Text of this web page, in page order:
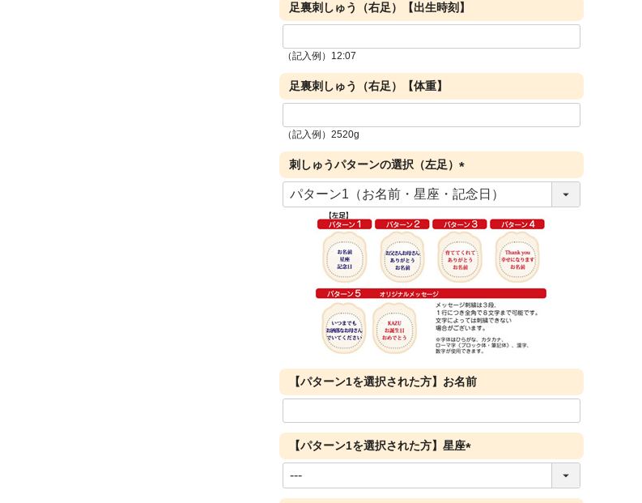
足裏刺しゅう（右足）【出生時刻】
（記入例）12:07
足裏刺しゅう（右足）【体重】
（記入例）2520g
刺しゅうパターンの選択（左足）
(
必
須
)
【パターン1を選択された方】お名前
【パターン1を選択された方】星座
(